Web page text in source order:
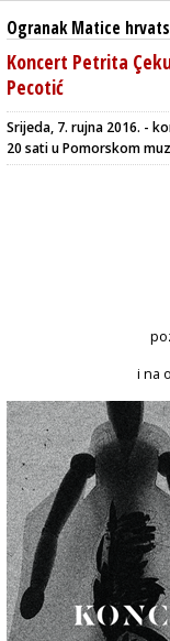
Ogranak Matice
Koncert Petrita
Pecotić
Srijeda, 7. rujna 2016. -
20 sati u Pomorskom
i na